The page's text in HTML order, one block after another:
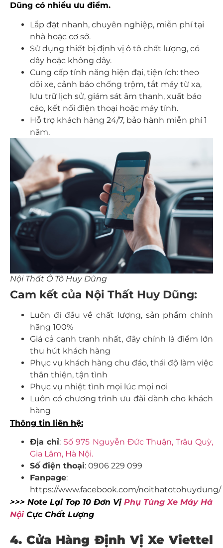
Dũng có nhiều ưu điểm.
Lắp đặt nhanh, chuyên nghiệp, miễn phí tại
nhà hoặc cơ sở.
Sử dụng thiết bị định vị ô tô chất lượng, có
dây hoặc không dây.
Cung cấp tính năng hiện đại, tiện ích: theo
dõi xe, cảnh báo chống trộm, tắt máy từ xa,
lưu trữ lịch sử, giám sát âm thanh, xuất báo
cáo, kết nối điện thoại hoặc máy tính.
Hỗ trợ khách hàng 24/7, bảo hành miễn phí 1
năm.
Nội Thất Ô Tô Huy Dũng
Cam kết của Nội Thất Huy Dũng:
Luôn đi đầu về chất lượng, sản phẩm chính
hãng 100%
Giá cả cạnh tranh nhất, đây chính là điểm lớn
thu hút khách hàng
Phục vụ khách hàng chu đáo, thái độ làm việc
thân thiện, tận tình
Phục vụ nhiệt tình mọi lúc mọi nơi
Luôn có chương trình ưu đãi dành cho khách
hàng
Thông tin liên hệ:
Địa chỉ: Số 975 Nguyễn Đức Thuận, Trâu Quỳ,
Gia Lâm, Hà Nội.
Số điện thoại: 0906 229 099
Fanpage:
https://www.facebook.com/noithatotohuydung/
>>> Note Lại Top 10 Đơn Vị Phụ Tùng Xe Máy Hà
NộiCực Chất Lượng
4. Cửa Hàng Định Vị Xe Viettel